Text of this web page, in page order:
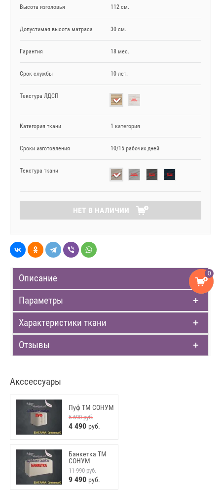
0
Высота изголовья 112 см.
Допустимая высота матраса 30 см.
Гарантия 18 мес.
Срок службы 10 лет.
Текстура ЛДСП
Категория ткани 1 категория
Сроки изготовления 10/15 рабочих дней
Текстура ткани
НЕТ В НАЛИЧИИ
Описание
Параметры
Характеристики ткани
Отзывы
Акссессуары
Пуф ТМ СОНУМ
5 690руб.
4 490 руб.
Банкетка ТМ
СОНУМ
11 990руб.
9 490 руб.